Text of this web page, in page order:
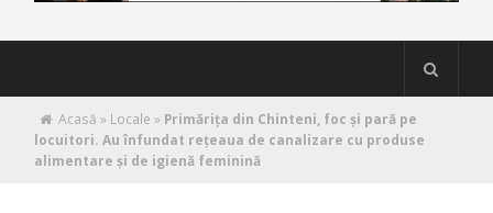
Acasă » Locale » Primărița din Chinteni, foc și pară pe
locuitori. Au înfundat rețeaua de canalizare cu produse
alimentare și de igienă feminină